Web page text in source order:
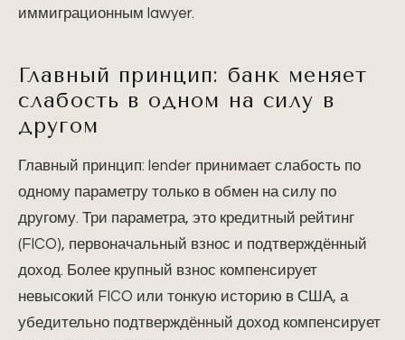
иммиграционным lawyer.
Главный принцип: банк меняет
слабость в одном на силу в
другом
Главный принцип: lender принимает слабость по
одному параметру только в обмен на силу по
другому. Три параметра, это кредитный рейтинг
(FICO), первоначальный взнос и подтверждённый
доход. Более крупный взнос компенсирует
невысокий FICO или тонкую историю в США, а
убедительно подтверждённый доход компенсирует